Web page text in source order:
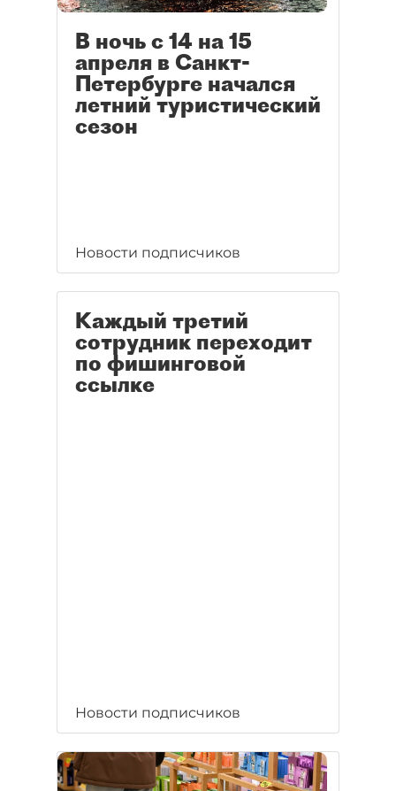
В ночь с 14 на 15
апреля в Санкт-
Петербурге начался
летний туристический
сезон
Новости подписчиков
Каждый третий
сотрудник переходит
по фишинговой
ссылке
Новости подписчиков